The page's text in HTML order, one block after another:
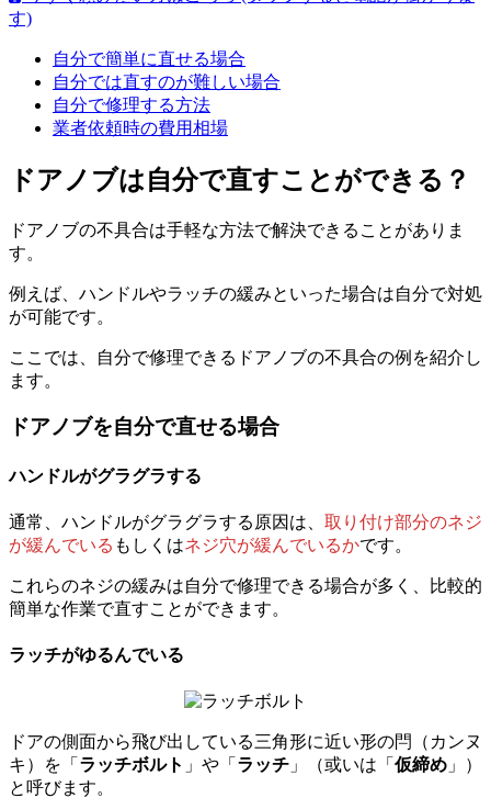
す)
自分で簡単に直せる場合
自分では直すのが難しい場合
自分で修理する方法
業者依頼時の費用相場
ドアノブは自分で直すことができる？
ドアノブの不具合は手軽な方法で解決できることがありま
す。
例えば、ハンドルやラッチの緩みといった場合は自分で対処
が可能です。
ここでは、自分で修理できるドアノブの不具合の例を紹介し
ます。
ドアノブを自分で直せる場合
ハンドルがグラグラする
通常、ハンドルがグラグラする原因は、 取り付け部分のネジ
が緩んでいる もしくはネジ穴が緩んでいるかです。
これらのネジの緩みは自分で修理できる場合が多く、比較的
簡単な作業で直すことができます。
ラッチがゆるんでいる
ドアの側面から飛び出している三角形に近い形の閂（カンヌ
キ）を「 ラッチボルト 」や「 ラッチ 」（或いは「 仮締め 」）
と呼びます。